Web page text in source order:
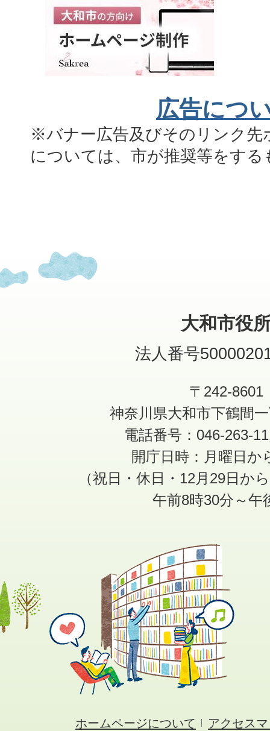
広告につ
※バナー広告及びそのリンク先
については、市が推奨等をす
大和市役
法人番号
〒242-8601
神奈川県大和市下鶴間
電話番号：046-263-
開庁日時：月曜日か
（祝日・休日・12月29日か
午前8時30分～午
ホームページについて アクセス